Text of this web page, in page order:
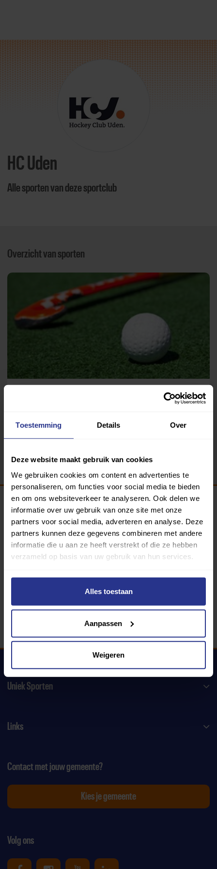
Toestemming Details Over
Deze website maakt gebruik van cookies
We gebruiken cookies om content en advertenties te
personaliseren, om functies voor social media te bieden
en om ons websiteverkeer te analyseren. Ook delen we
informatie over uw gebruik van onze site met onze
partners voor social media, adverteren en analyse. Deze
partners kunnen deze gegevens combineren met andere
informatie die u aan ze heeft verstrekt of die ze hebben
verzameld op basis van uw gebruik van hun services.
Alles toestaan
Aanpassen
Weigeren
HC Uden
Alle sporten van deze sportclub
Overzicht van sporten
Programma van:
340 gemeenten
Uniek Sporten
Links
Volg ons
Contact met jouw gemeente?
Kies je gemeente